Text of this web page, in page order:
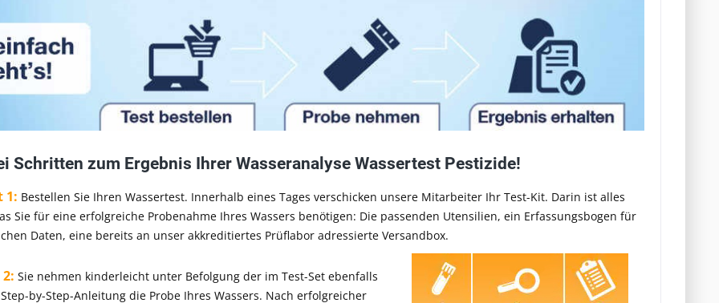
Schritten zum Ergebnis Ihrer Wasseranalyse Wassertest Pestizide!
1: Bestellen Sie Ihren Wassertest. Innerhalb eines Tages verschicken unsere Mitarbeiter Ihr Test-Kit. Darin ist alles
Sie für eine erfolgreiche Probenahme Ihres Wassers benötigen: Die passenden Utensilien, ein Erfassungsbogen für
Daten, eine bereits an unser akkreditiertes Prüflabor adressierte Versandbox.
Sie nehmen kinderleicht unter Befolgung der im Test-Set ebenfalls
by-Step-Anleitung die Probe Ihres Wassers. Nach erfolgreicher